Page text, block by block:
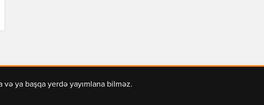
və ya başqa yerdə yayımlana bilməz.